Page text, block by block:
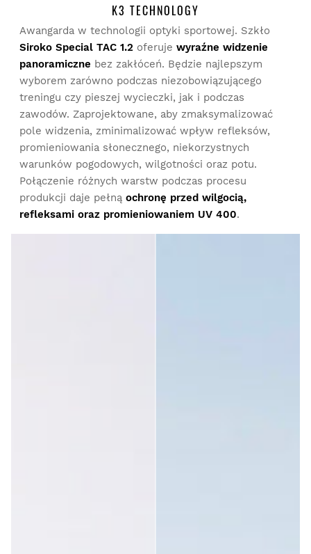
Przymierz produkty spokojnie i wygodnie w domu. Na
dokonanie zwrotu masz 30 dni od momentu dostarczenia
zamówienia.
Z poziomu konta użytkownika można łatwo i szybko
zwrócić produkt.
Zwrot pieniędzy na oryginalną metodę płatności
K3 TECHNOLOGY
Awangarda w technologii optyki sportowej. Szkło
Siroko Special TAC 1.2 oferuje wyraźne widzenie
panoramiczne bez zakłóceń. Będzie najlepszym
wyborem zarówno podczas niezobowiązującego
treningu czy pieszej wycieczki, jak i podczas
zawodów. Zaprojektowane, aby zmaksymalizować
pole widzenia, zminimalizować wpływ refleksów,
promieniowania słonecznego, niekorzystnych
warunków pogodowych, wilgotności oraz potu.
Połączenie różnych warstw podczas procesu
produkcji daje pełną ochronę przed wilgocią,
refleksami oraz promieniowaniem UV 400.